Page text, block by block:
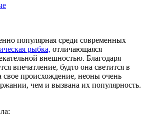
популярная среди современных
рыбка, отличающаяся
внешностью. Благодаря
впечатление, будто она светится в
свое происхождение, неоны очень
чем и вызвана их популярность.